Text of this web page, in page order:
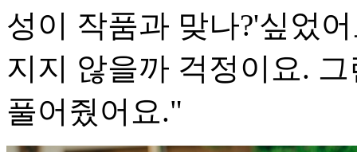
성이 작품과 맞나?'싶었
지지 않을까 걱정이요.
풀어줬어요."